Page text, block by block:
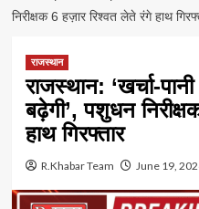
निरीक्षक 6 हज़ार रिश्वत लेते रंगे हाथ
राजस्थान
राजस्थान: ‘खर्चा-
बढ़ेगी’, पशुधन
हाथ गिरफ्तार
R.Khabar Team June 19,